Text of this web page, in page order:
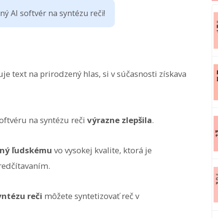
AI softvér na syntézu reči!
text na prirodzený hlas, si v súčasnosti získava
na syntézu reči výrazne zlepšila.
ľudskému vo vysokej kvalite, ktorá je
reči môžete syntetizovať reč v